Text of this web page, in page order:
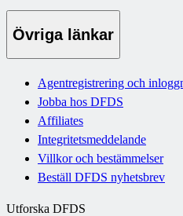
Övriga länkar
Agentregistrering och
Jobba hos DFDS
Affiliates
Integritetsmeddelande
Villkor och bestämmelser
Beställ DFDS nyhetsbrev
Utforska DFDS